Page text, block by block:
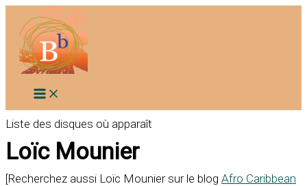
contenu
Liste des disques où apparaît
Loïc Mounier
[Recherchez aussi Loïc Mounier sur le blog Afro Caribbean